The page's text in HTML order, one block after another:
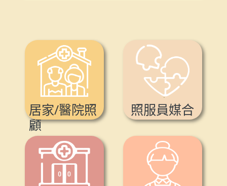
居家/醫院照
顧
照服員媒合